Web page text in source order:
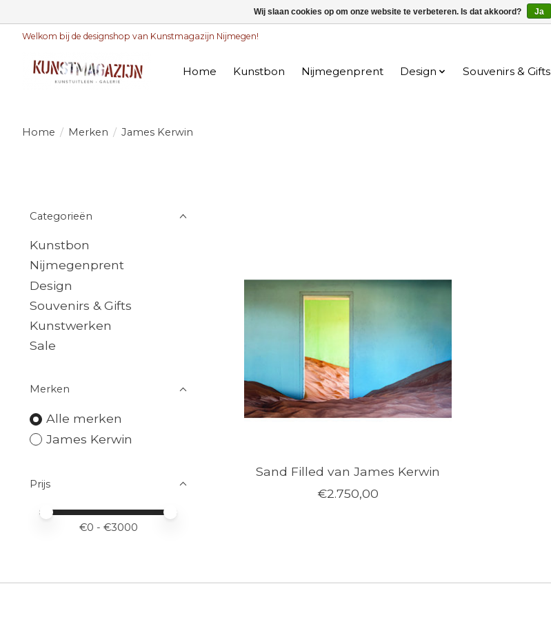
Welkom bij de designshop van Kunstmagazijn Nijmegen!
Home Kunstbon Nijmegenprent Design Souvenirs & Gifts
Home / Merken / James Kerwin
Categorieën
Kunstbon
Nijmegenprent
Design
Souvenirs & Gifts
Kunstwerken
Sale
Merken
Alle merken
James Kerwin
Prijs
Minimale prijswaarde
Price maximum value
€0 - €3000
Sand Filled van James Kerwin
€2.750,00
Wij slaan cookies op om onze website te verbeteren. Is dat akkoord? Ja